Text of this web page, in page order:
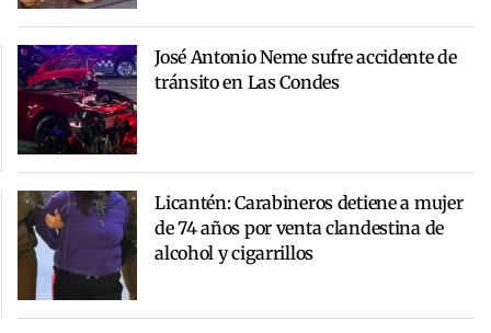
José Antonio Neme sufre accidente de
tránsito en Las Condes
Licantén: Carabineros detiene a mujer
de 74 años por venta clandestina de
alcohol y cigarrillos